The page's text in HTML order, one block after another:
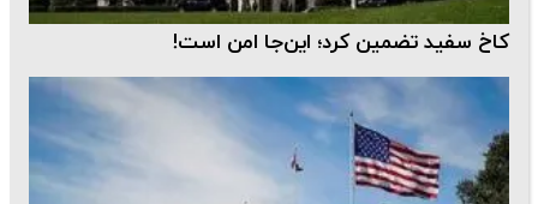
کاخ سفید تضمین کرد؛ این‌جا امن است!